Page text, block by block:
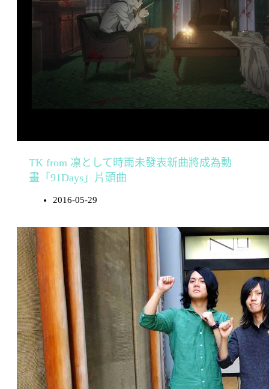
TK from 凛として時雨未發表新曲將成為動
畫「91Days」片頭曲
2016-05-29